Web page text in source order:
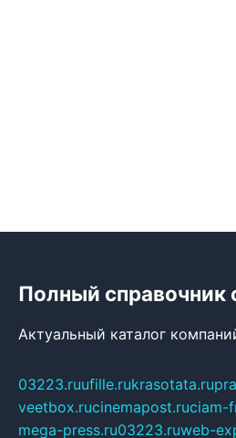
Полный справочник
Актуальный каталог
03223.ruufille.rukrasotata.ru
veetbox.rucinemapost.ruciam-
mega-press.ru03223.ruweb-